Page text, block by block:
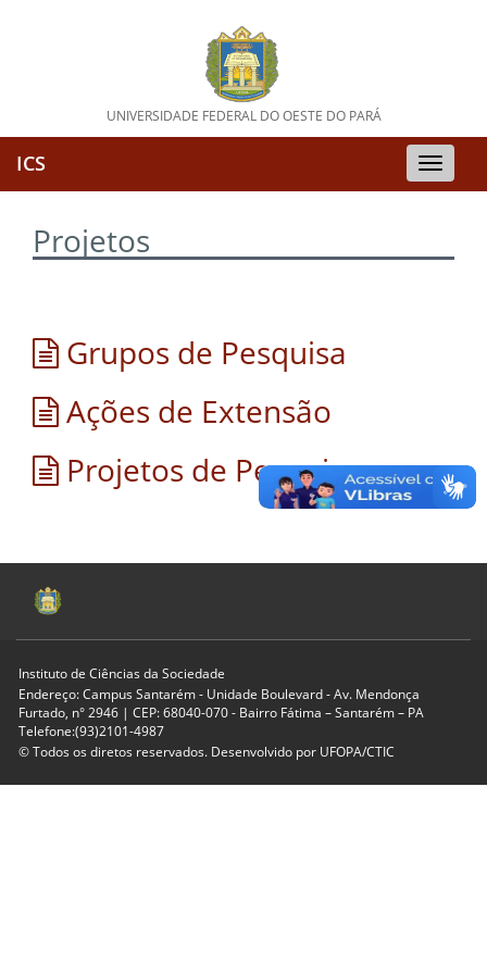
UNIVERSIDADE FEDERAL DO OESTE DO PARÁ
Toggle
ICS
Projetos
Grupos de Pesquisa
Ações de Extensão
Projetos de Pesquisa
Instituto de Ciências da Sociedade
Endereço: Campus Santarém - Unidade Boulevard - Av. Mendonça
Furtado, n° 2946 | CEP: 68040-070 - Bairro Fátima – Santarém – PA
Telefone:(93)2101-4987
© Todos os diretos reservados. Desenvolvido por UFOPA/CTIC